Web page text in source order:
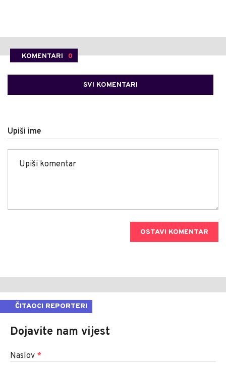
KOMENTARI 0
SVI KOMENTARI
Upiši ime
OSTAVI KOMENTAR
ČITAOCI REPORTERI
Dojavite nam vijest
Naslov *